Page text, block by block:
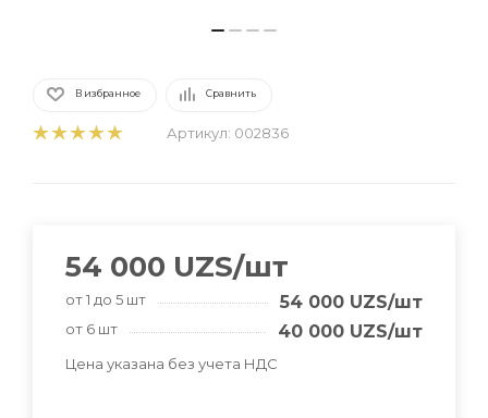
В избранное Сравнить
Артикул: 002836
54 000 UZS/шт
от 1 до 5 шт 54 000 UZS/шт
от 6 шт 40 000 UZS/шт
Цена указана без учета НДС